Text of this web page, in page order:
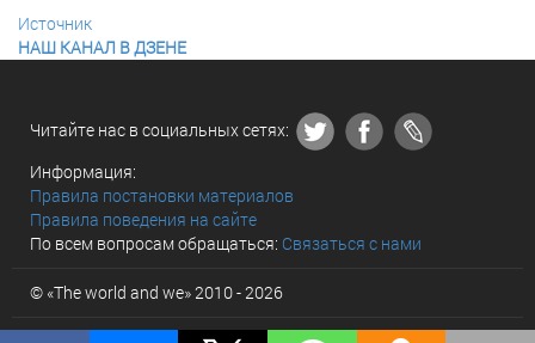
Источник
НАШ КАНАЛ В ДЗЕНЕ
Читайте нас в социальных сетях:
Информация:
Правила постановки материалов
Правила поведения на сайте
По всем вопросам обращаться: Связаться с нами
© «The world and we» 2010 - 2026